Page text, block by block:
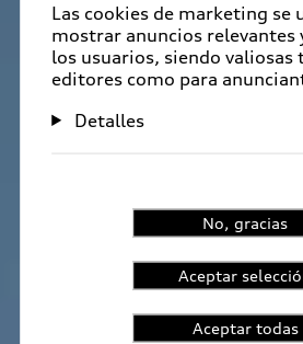
Las cookies de marketing se
mostrar anuncios relevantes
los usuarios, siendo valiosas
editores como para
Detalles
No, gracias
Aceptar
Aceptar todas